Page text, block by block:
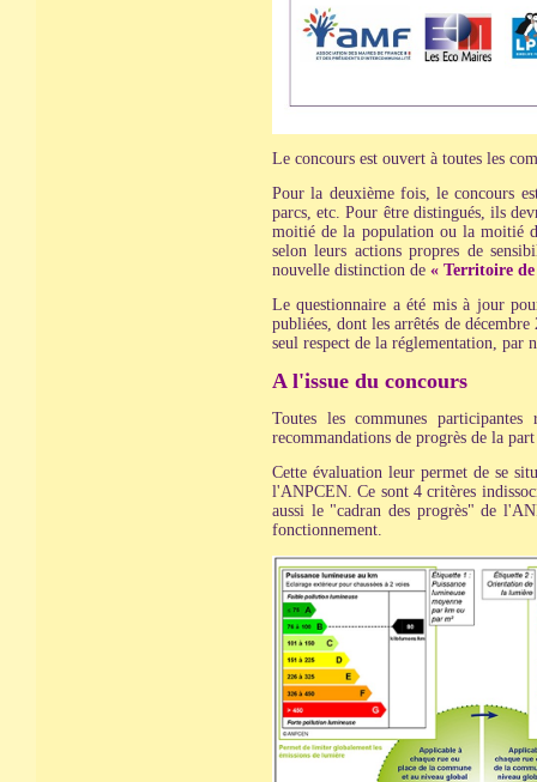
Le concours est ouvert à toutes les
Pour la deuxième fois, le concours
parcs, etc. Pour être distingués, ils
moitié de la population ou la moitié
selon leurs actions propres de
nouvelle distinction de « Territoire de
Le questionnaire a été mis à jour
publiées, dont les arrêtés de
seul respect de la réglementation, par
A l'issue du concours
Toutes les communes
recommandations de progrès de la
Cette évaluation leur permet de se
l'ANPCEN. Ce sont 4 critères
aussi le "cadran des progrès" de
fonctionnement.